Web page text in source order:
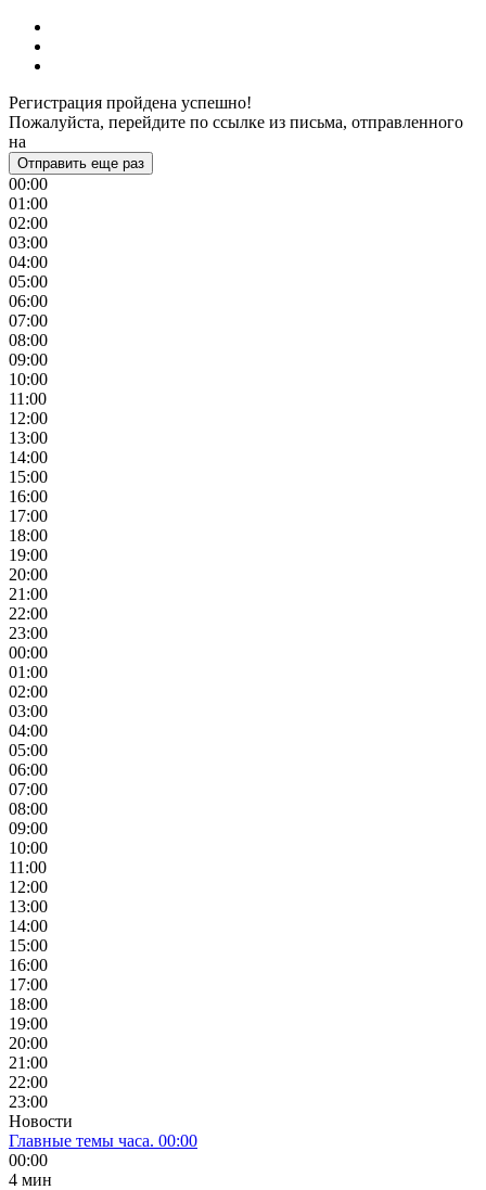
Регистрация пройдена успешно!
Пожалуйста, перейдите по ссылке из письма, отправленного
на
Отправить еще раз
00:00
01:00
02:00
03:00
04:00
05:00
06:00
07:00
08:00
09:00
10:00
11:00
12:00
13:00
14:00
15:00
16:00
17:00
18:00
19:00
20:00
21:00
22:00
23:00
00:00
01:00
02:00
03:00
04:00
05:00
06:00
07:00
08:00
09:00
10:00
11:00
12:00
13:00
14:00
15:00
16:00
17:00
18:00
19:00
20:00
21:00
22:00
23:00
Новости
Главные темы часа. 00:00
00:00
4 мин